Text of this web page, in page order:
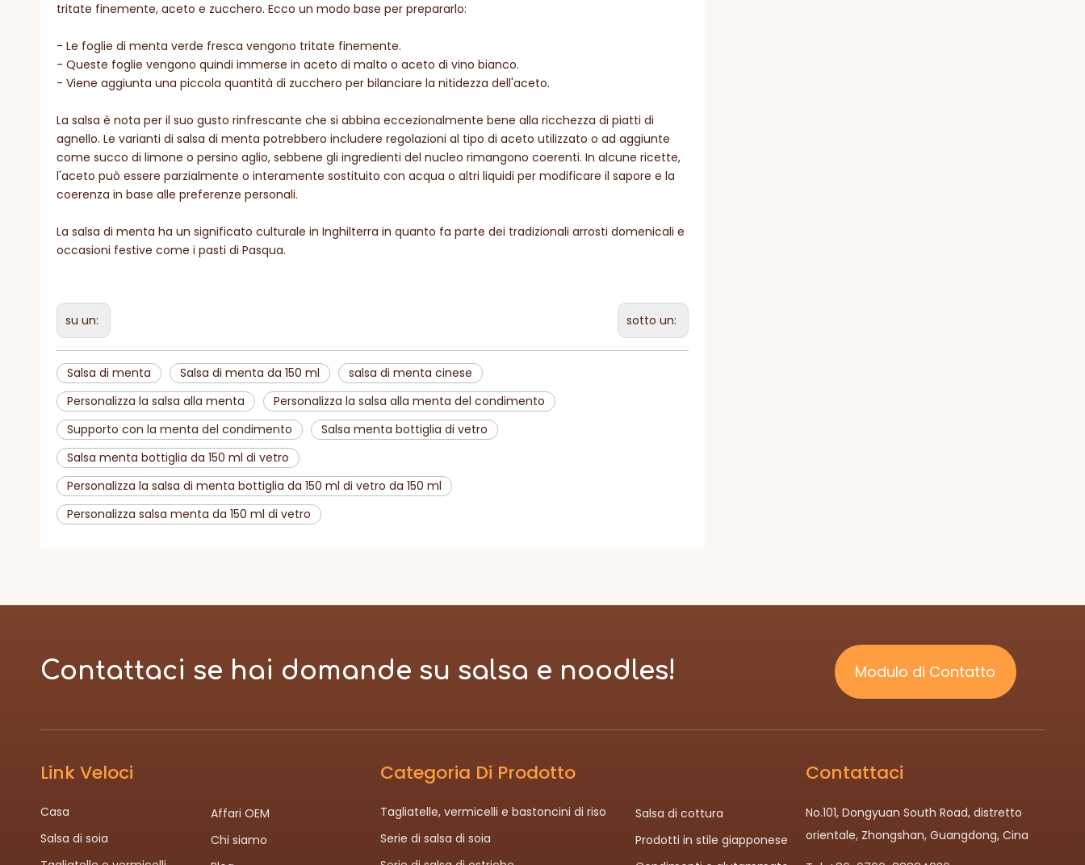
tritate finemente, aceto e zucchero. Ecco un modo base per prepararlo:
- Le foglie di menta verde fresca vengono tritate finemente.
- Queste foglie vengono quindi immerse in aceto di malto o aceto di vino bianco.
- Viene aggiunta una piccola quantità di zucchero per bilanciare la nitidezza dell'aceto.
La salsa è nota per il suo gusto rinfrescante che si abbina eccezionalmente bene alla ricchezza di piatti di
agnello. Le varianti di salsa di menta potrebbero includere regolazioni al tipo di aceto utilizzato o ad aggiunte
come succo di limone o persino aglio, sebbene gli ingredienti del nucleo rimangono coerenti. In alcune ricette,
l'aceto può essere parzialmente o interamente sostituito con acqua o altri liquidi per modificare il sapore e la
coerenza in base alle preferenze personali.
La salsa di menta ha un significato culturale in Inghilterra in quanto fa parte dei tradizionali arrosti domenicali e
occasioni festive come i pasti di Pasqua.
su un: sotto un:
Salsa di menta Salsa di menta da 150 ml
salsa di menta cinese
Personalizza la salsa alla menta
Personalizza la salsa alla menta del condimento
Supporto con la menta del condimento
Salsa menta bottiglia di vetro
Salsa menta bottiglia da 150 ml di vetro
Personalizza la salsa di menta bottiglia da 150 ml di vetro da 150 ml
Personalizza salsa menta da 150 ml di vetro
Contattaci se hai domande su salsa e noodles! Modulo di Contatto
Link Veloci
Casa
Salsa di soia
Affari OEM
Chi siamo
Categoria Di Prodotto
Tagliatelle, vermicelli e bastoncini di riso
Serie di salsa di soia
Salsa di cottura
Prodotti in stile giapponese
Contattaci
No.101, Dongyuan South Road, distretto
orientale, Zhongshan, Guangdong, Cina